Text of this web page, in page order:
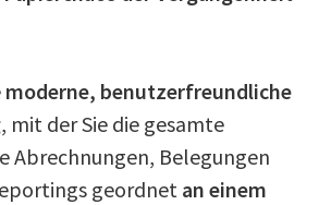
moderne, benutzerfreundliche
, mit der Sie die gesamte
Abrechnungen, Belegungen
geordnet an einem